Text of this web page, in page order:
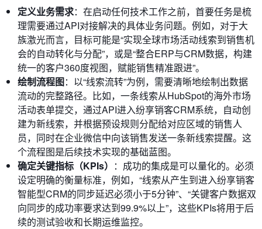
定义业务需求：在启动任何技术工作之前，首要任务是梳
理需要通过API对接解决的具体业务问题。例如，对于大
族激光而言，目标可能是“实现全球市场活动线索到销售机
会的自动转化与分配”，或是“整合ERP与CRM数据，构建
统一的客户360度视图，赋能销售精准跟进”。
绘制流程图：以“线索流转”为例，需要清晰地绘制出数据
流动的完整路径。比如，一条线索从HubSpot的海外市场
活动表单提交，通过API进入纷享销客CRM系统，自动创
建为新线索，并根据预设规则分配给对应区域的销售人
员，同时在企业微信中向该销售发送一条新线索提醒。这
个流程图是后续技术实现的基础蓝图。
确定关键指标（KPIs） ：成功的集成是可以量化的。必须
设定明确的衡量标准，例如，“线索从产生到进入纷享销客
智能型CRM的同步延迟必须小于5分钟”、“关键客户数据双
向同步的成功率要求达到99.9%以上”，这些KPIs将用于后
续的测试验收和长期运维监控。